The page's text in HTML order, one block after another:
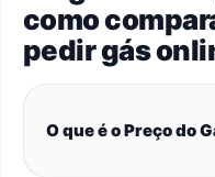
como
pedir gás
O que é o Preço do